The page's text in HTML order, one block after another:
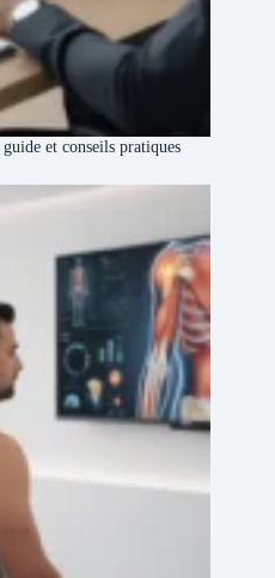
et conseils pratiques